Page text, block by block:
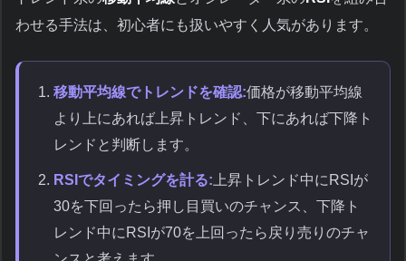
わせる手法は、初心者にも扱いやすく人気があります。
移動平均線でトレンドを確認:価格が移動平均線
より上にあれば上昇トレンド、下にあれば下降ト
レンドと判断します。
RSIでタイミングを計る:上昇トレンド中にRSIが
30を下回ったら押し目買いのチャンス、下降ト
レンド中にRSIが70を上回ったら戻り売りのチャ